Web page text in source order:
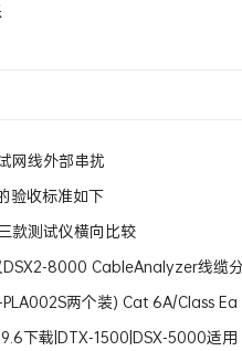
网线外部串扰
验收标准如下
款测试仪横向比较
DSX2-8000 CableAnalyzer线缆
两个装) Cat 6A/Class
下载|DTX-1500|DSX-5000适用